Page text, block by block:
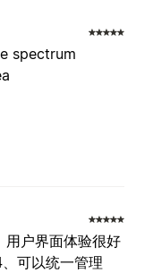
spectrum
用户界面体验很好
可以统一管理